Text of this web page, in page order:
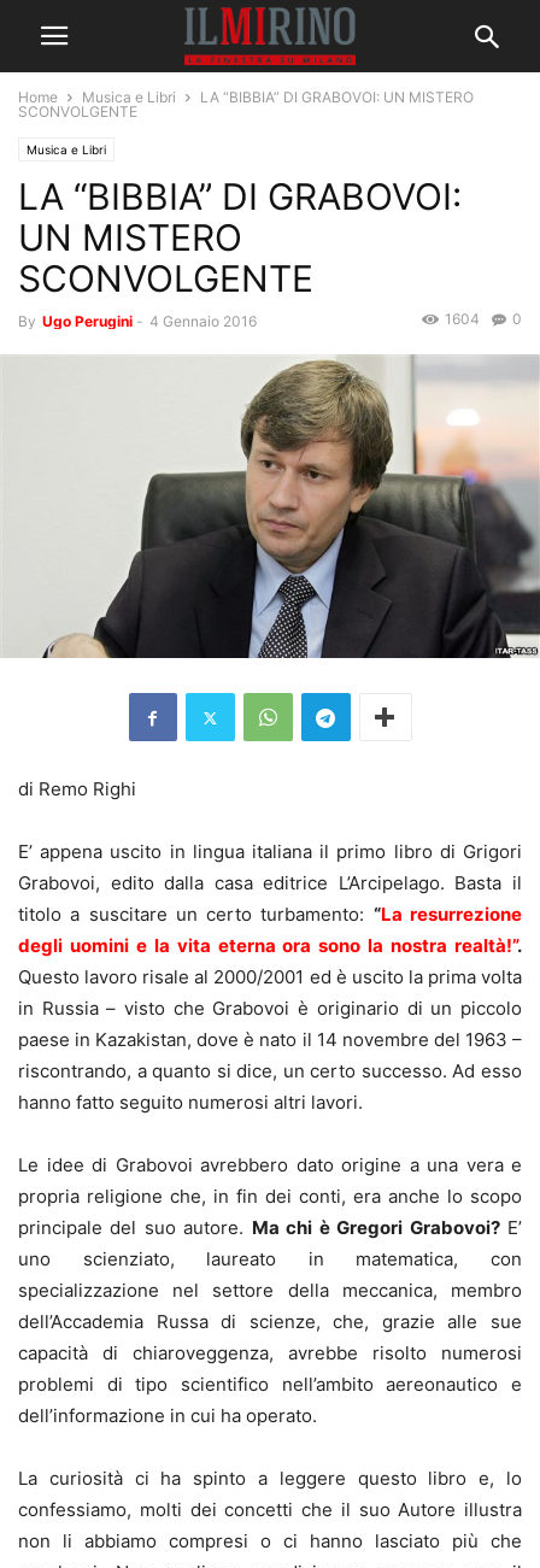
Home Musica e Libri
LA “BIBBIA” DI GRABOVOI: UN MISTERO
SCONVOLGENTE
Musica e Libri
LA “BIBBIA” DI GRABOVOI:
UN MISTERO
SCONVOLGENTE
By Ugo Perugini - 4 Gennaio 2016 0
1604
di Remo Righi
E’ appena uscito in lingua italiana il primo libro di Grigori
Grabovoi, edito dalla casa editrice L’Arcipelago. Basta il
titolo a suscitare un certo turbamento: “La resurrezione
degli uomini e la vita eterna ora sono la nostra realtà!”.
Questo lavoro risale al 2000/2001 ed è uscito la prima volta
in Russia – visto che Grabovoi è originario di un piccolo
paese in Kazakistan, dove è nato il 14 novembre del 1963 –
riscontrando, a quanto si dice, un certo successo. Ad esso
hanno fatto seguito numerosi altri lavori.
Le idee di Grabovoi avrebbero dato origine a una vera e
propria religione che, in fin dei conti, era anche lo scopo
principale del suo autore. Ma chi è Gregori Grabovoi?E’
uno scienziato, laureato in matematica, con
specializzazione nel settore della meccanica, membro
dell’Accademia Russa di scienze, che, grazie alle sue
capacità di chiaroveggenza, avrebbe risolto numerosi
problemi di tipo scientifico nell’ambito aereonautico e
dell’informazione in cui ha operato.
La curiosità ci ha spinto a leggere questo libro e, lo
confessiamo, molti dei concetti che il suo Autore illustra
non li abbiamo compresi o ci hanno lasciato più che